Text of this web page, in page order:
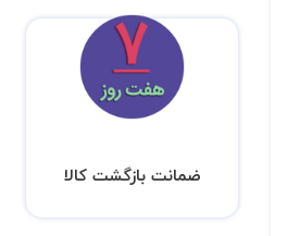
ضمانت بازگشت کالا